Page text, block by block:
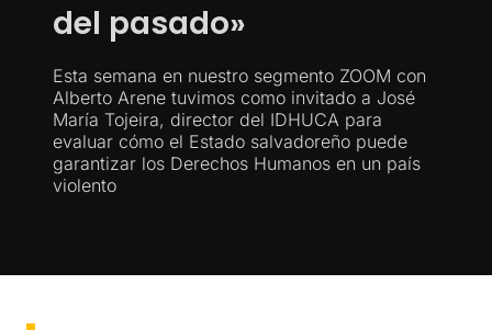
del pasado»
Esta semana en nuestro segmento ZOOM con
Alberto Arene tuvimos como invitado a José
María Tojeira, director del IDHUCA para
evaluar cómo el Estado salvadoreño puede
garantizar los Derechos Humanos en un país
violento